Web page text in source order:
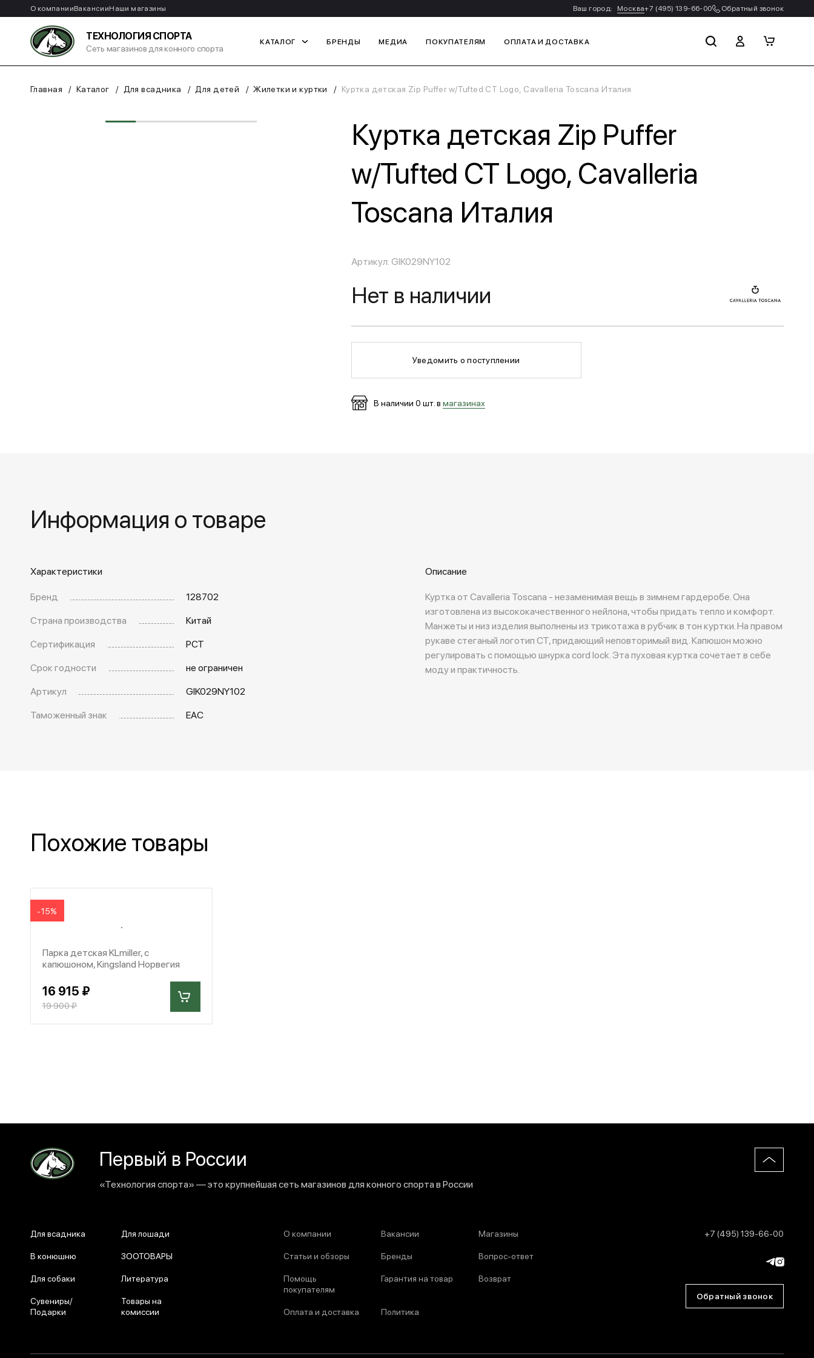
О компанииВакансииНаши магазины Ваш город: Москва+7 (495) 139-66-00 Обратный звонок
ТЕХНОЛОГИЯ СПОРТА
Сеть магазинов для конного спорта
КАТАЛОГ БРЕНДЫ МЕДИА ПОКУПАТЕЛЯМ ОПЛАТА И ДОСТАВКА
Главная Каталог Для всадника Для детей Жилетки и куртки Куртка детская Zip Puffer w/Tufted CT Logo, Cavalleria Toscana Италия
Куртка детская Zip Puffer
w/Tufted CT Logo, Cavalleria
Toscana Италия
Артикул: GIK029NY102
Нет в наличии
Уведомить о поступлении
В наличии 0 шт. в магазинах
Информация о товаре
Характеристики
Бренд
128702
Страна производства
Китай
Сертификация
РСТ
Срок годности
не ограничен
Артикул
GIK029NY102
Таможенный знак
EAC
Описание
Куртка от Cavalleria Toscana - незаменимая вещь в зимнем гардеробе. Она
изготовлена из высококачественного нейлона, чтобы придать тепло и комфорт.
Манжеты и низ изделия выполнены из трикотажа в рубчик в тон куртки. На правом
рукаве стеганый логотип CT, придающий неповторимый вид. Капюшон можно
регулировать с помощью шнурка cord lock. Эта пуховая куртка сочетает в себе
моду и практичность.
Похожие товары
-15%
Парка детская KLmiller, с
капюшоном, Kingsland Норвегия
16 915 ₽
19 900 ₽
Первый в России
«Технология спорта» — это крупнейшая сеть магазинов для конного спорта в России
Для всадника Для лошади
В конюшню ЗООТОВАРЫ
Для собаки Литература
Сувениры/
Подарки
Товары на
комиссии
О компании Вакансии Магазины
Статьи и обзоры Бренды Вопрос-ответ
Помощь
покупателям
Гарантия на товар Возврат
Оплата и доставка Политика
+7 (495) 139-66-00
Обратный звонок